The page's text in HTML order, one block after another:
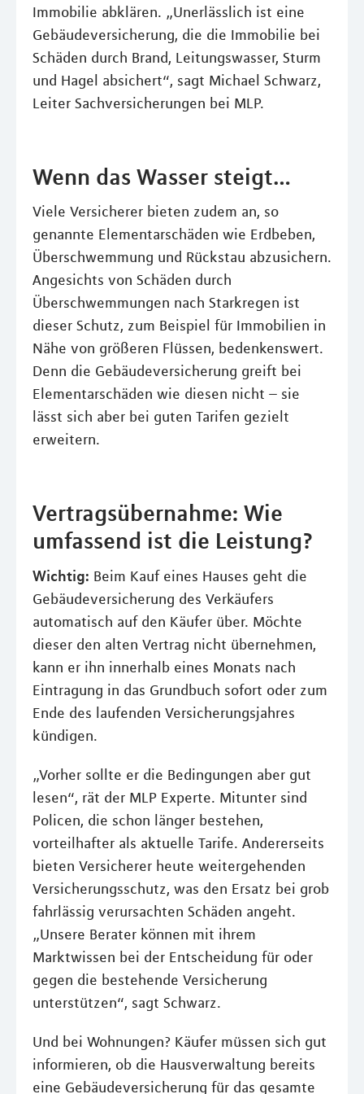
Immobilie abklären. „Unerlässlich ist eine
Gebäudeversicherung, die die Immobilie bei
Schäden durch Brand, Leitungswasser, Sturm
und Hagel absichert“, sagt Michael Schwarz,
Leiter Sachversicherungen bei MLP.
Wenn das Wasser steigt…
Viele Versicherer bieten zudem an, so
genannte Elementarschäden wie Erdbeben,
Überschwemmung und Rückstau abzusichern.
Angesichts von Schäden durch
Überschwemmungen nach Starkregen ist
dieser Schutz, zum Beispiel für Immobilien in
Nähe von größeren Flüssen, bedenkenswert.
Denn die Gebäudeversicherung greift bei
Elementarschäden wie diesen nicht – sie
lässt sich aber bei guten Tarifen gezielt
erweitern.
Vertragsübernahme: Wie
umfassend ist die Leistung?
Wichtig: Beim Kauf eines Hauses geht die
Gebäudeversicherung des Verkäufers
automatisch auf den Käufer über. Möchte
dieser den alten Vertrag nicht übernehmen,
kann er ihn innerhalb eines Monats nach
Eintragung in das Grundbuch sofort oder zum
Ende des laufenden Versicherungsjahres
kündigen.
„Vorher sollte er die Bedingungen aber gut
lesen“, rät der MLP Experte. Mitunter sind
Policen, die schon länger bestehen,
vorteilhafter als aktuelle Tarife. Andererseits
bieten Versicherer heute weitergehenden
Versicherungsschutz, was den Ersatz bei grob
fahrlässig verursachten Schäden angeht.
„Unsere Berater können mit ihrem
Marktwissen bei der Entscheidung für oder
gegen die bestehende Versicherung
unterstützen“, sagt Schwarz.
Und bei Wohnungen? Käufer müssen sich gut
informieren, ob die Hausverwaltung bereits
eine Gebäudeversicherung für das gesamte